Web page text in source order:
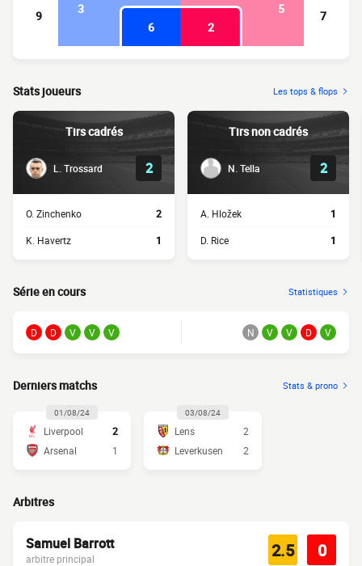
9 3
5
6
2
7
Stats joueurs Les tops & flops
Tirs cadrés
L. Trossard 2
O. Zinchenko 2
K. Havertz 1
Tirs non cadrés
N. Tella 2
A. Hložek 1
D. Rice 1
Série en cours Statistiques
D D V V V N V V D V
Derniers matchs Stats & prono
01/08/24
Liverpool
2
Arsenal
1
03/08/24
Lens
2
Leverkusen
2
Arbitres
Samuel Barrott
arbitre principal 2.5 0